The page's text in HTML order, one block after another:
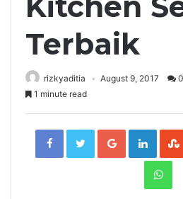
Terbaik
rizkyaditia August 9, 2017 0
1 minute read
FacebookTwitterGoogle+